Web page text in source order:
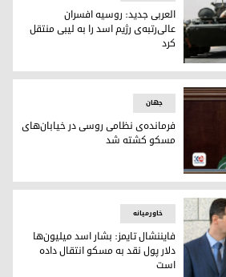
عالی‌رتبه‌ی رژیم اسد را به لیبی
العربی جدید: روسیه افسران
عالی‌رتبه‌ی رژیم اسد را به لیبی منتقل
کرد
حفاظت رادیولوژیکی،
جهان
فرمانده‌ی نظامی روسی در خیابان‌های
مسکو کشته شد
خاورمیانه
فایننشال تایمز: بشار اسد میلیون‌ها
دلار پول نقد به مسکو انتقال داده
است